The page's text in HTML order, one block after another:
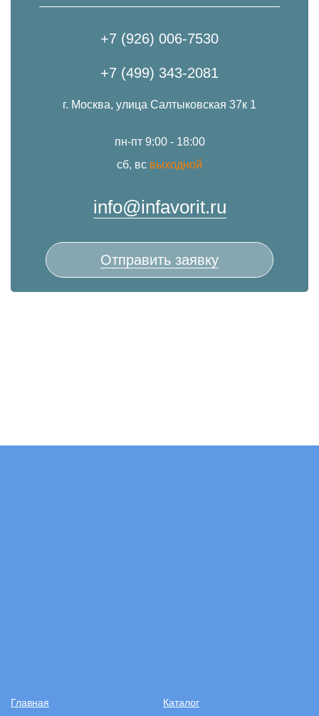
+7 (926) 006-7530
+7 (499) 343-2081
г. Москва, улица Салтыковская 37к 1
пн-пт 9:00 - 18:00
сб, вс выходной
info@infavorit.ru
Отправить заявку
Главная Каталог